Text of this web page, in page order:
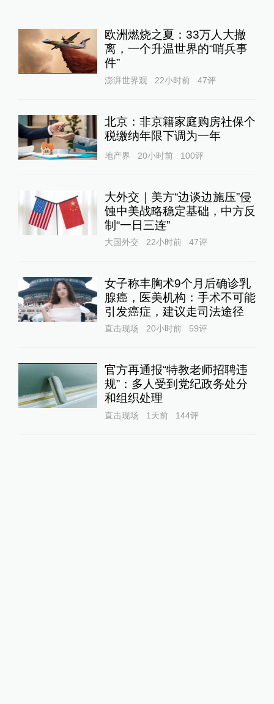
欧洲燃烧之夏：33万人大撤
离，一个升温世界的“哨兵事
件”
澎湃世界观 22小时前 47评
北京：非京籍家庭购房社保个
税缴纳年限下调为一年
地产界 20小时前 100评
大外交｜美方“边谈边施压”侵
蚀中美战略稳定基础，中方反
制“一日三连”
大国外交 22小时前 47评
女子称丰胸术9个月后确诊乳
腺癌，医美机构：手术不可能
引发癌症，建议走司法途径
直击现场 20小时前 59评
官方再通报“特教老师招聘违
规”：多人受到党纪政务处分
和组织处理
直击现场 1天前 144评